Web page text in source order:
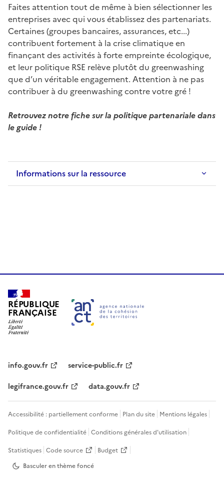
Faites attention tout de même à bien sélectionner les
entreprises avec qui vous établissez des partenariats.
Certaines (groupes bancaires, assurances, etc...)
contribuent fortement à la crise climatique en
finançant des activités à forte empreinte écologique,
et leur politique RSE relève plutôt du greenwashing
que d’un véritable engagement. Attention à ne pas
contribuer à du greenwashing contre votre gré !
Retrouvez notre fiche sur la politique partenariale dans
le guide !
Informations sur la ressource
RÉPUBLIQUE
FRANÇAISE
info.gouv.fr
service-public.fr
legifrance.gouv.fr
data.gouv.fr
Accessibilité : partiellement conforme Plan du site Mentions légales
Politique de confidentialité Conditions générales d'utilisation
Statistiques Code source
Budget
Basculer en thèmefoncé